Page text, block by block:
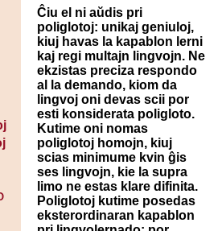
Ĉiu el ni aŭdis pri
poliglotoj: unikaj geniuloj,
kiuj havas la kapablon lerni
kaj regi multajn lingvojn. Ne
ekzistas preciza respondo
al la demando, kiom da
lingvoj oni devas scii por
esti konsiderata poligloto.
Kutime oni nomas
poliglotoj homojn, kiuj
scias minimume kvin ĝis
ses lingvojn, kie la supra
limo ne estas klare difinita.
Poliglotoj kutime posedas
eksterordinaran kapablon